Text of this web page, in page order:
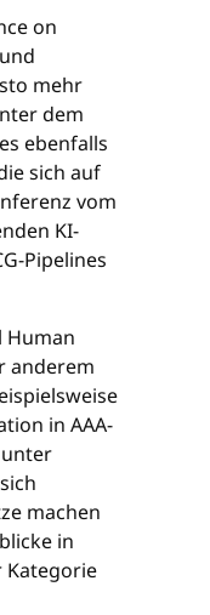
on
mehr
dem
ebenfalls
sich auf
vom
KI-
Pipelines
anderem
in AAA-
unter
machen
in
Kategorie